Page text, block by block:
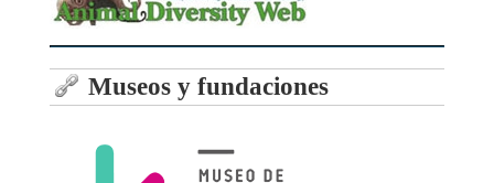
Museos y fundaciones